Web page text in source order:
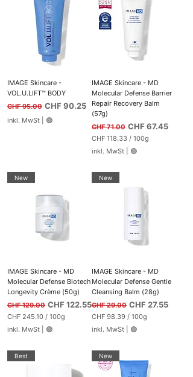
IMAGE Skincare -
VOL.U.LIFT™ BODY
Standardpreis
CHF 95.00 Sale-Preis
CHF 90.25
inkl. MwSt 🟢
IMAGE Skincare - MD
Molecular Defense Barrier
Repair Recovery Balm
(57g)
Standardpreis
CHF 71.00 Sale-Preis
CHF 67.45
CHF 118.33 / 100g
H
1
G
r
a
m
m
inkl. MwSt 🟢
New
IMAGE Skincare - MD
Molecular Defense Biotech
Longevity Crème (50g)
Standardpreis
CHF 129.00 Sale-Preis
CHF 122.55
CHF 245.10 / 100g
H
4
inkl. MwSt 🟢
New
IMAGE Skincare - MD
Molecular Defense Gentle
Cleansing Balm (28g)
Standardpreis
CHF 29.00 Sale-Preis
CHF 27.55
CHF 98.39 / 100g
H
8
inkl. MwSt 🟢
Best New